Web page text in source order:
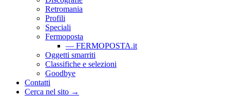
Retromania
Profili
Speciali
Fermoposta
— FERMOPOSTA.it
Oggetti smarriti
Classifiche e selezioni
Goodbye
Contatti
Cerca nel sito →